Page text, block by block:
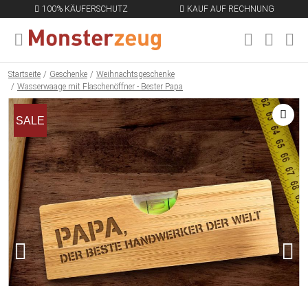
100% KÄUFERSCHUTZ KAUF AUF RECHNUNG
MENÜ SCHLIESSEN
Startseite Geschenke
Weihnachtsgeschenke
Wasserwaage mit Flaschenöffner - Bester Papa
SALE